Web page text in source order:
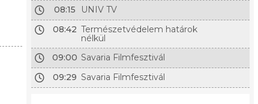
08:15
UNIV TV
08:42 Természetvédelem határok
nélkül
09:00 Savaria Filmfesztivál
09:29 Savaria Filmfesztivál